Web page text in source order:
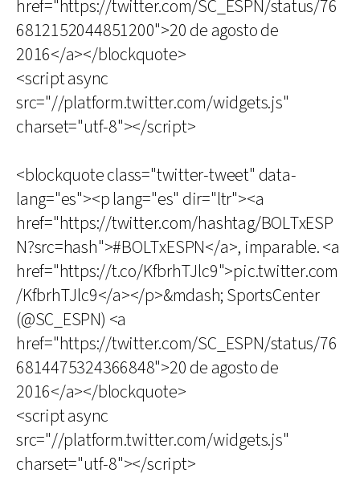
href="https://twitter.com/SC_ESPN/status/76
6812152044851200">20 de agosto de
2016</a></blockquote>
<script async
src="//platform.twitter.com/widgets.js"
charset="utf-8"></script>
<blockquote class="twitter-tweet" data-
lang="es"><p lang="es" dir="ltr"><a
href="https://twitter.com/hashtag/BOLTxESP
N?src=hash">#BOLTxESPN</a>, imparable. <a
href="https://t.co/KfbrhTJlc9">pic.twitter.com
/KfbrhTJlc9</a></p>&mdash; SportsCenter
(@SC_ESPN) <a
href="https://twitter.com/SC_ESPN/status/76
6814475324366848">20 de agosto de
2016</a></blockquote>
<script async
src="//platform.twitter.com/widgets.js"
charset="utf-8"></script>